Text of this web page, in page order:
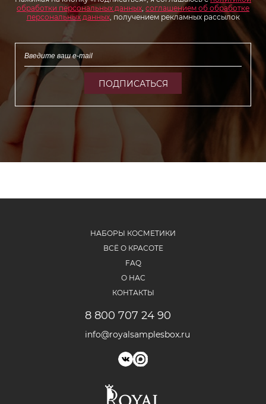
обработки персональных данных, соглашением об обработке
персональных данных, получением рекламных рассылок
ПОДПИСАТЬСЯ
НАБОРЫ КОСМЕТИКИ
ВСЁ О КРАСОТЕ
FAQ
О НАС
КОНТАКТЫ
8 800 707 24 90
info@royalsamplesbox.ru